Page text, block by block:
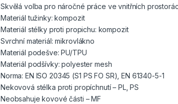
Skvělá volba pro náročné práce ve vnitřních
Materiál tužinky: kompozit
Materiál stélky proti propichu: kompozit
Svrchní materiál: mikrovlákno
Materiál podešve: PU/TPU
Materiál podšívky: polyester mesh
Norma: EN ISO 20345 (S1 PS FO SR), EN 61340-5-1
Nekovová stélka proti propíchnutí – PL, PS
Neobsahuje kovové části – MF